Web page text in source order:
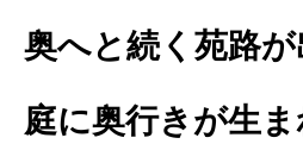
奥へと続く苑路
庭に奥行きが生ま